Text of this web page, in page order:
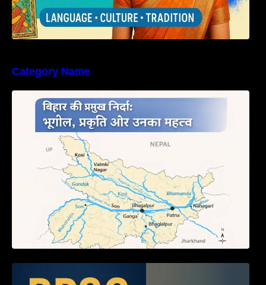
Category Name
बिहार की नदियों का विस्तृत अध्ययन | Geography of
Rivers in Bihar
Answers (Part – 01)